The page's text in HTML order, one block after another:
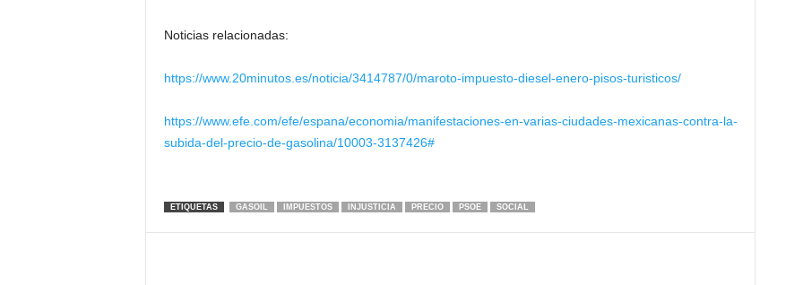
Noticias relacionadas:
https://www.20minutos.es/noticia/3414787/0/maroto-impuesto-diesel-enero-pisos-turisticos/
https://www.efe.com/efe/espana/economia/manifestaciones-en-varias-ciudades-mexicanas-contra-la-
subida-del-precio-de-gasolina/10003-3137426#
ETIQUETAS GASOIL IMPUESTOS INJUSTICIA PRECIO PSOE SOCIAL